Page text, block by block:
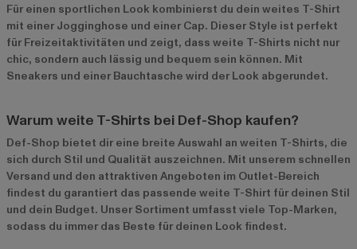
Für einen sportlichen Look kombinierst du dein weites T-Shirt
mit einer Jogginghose und einer Cap. Dieser Style ist perfekt
für Freizeitaktivitäten und zeigt, dass weite T-Shirts nicht nur
chic, sondern auch lässig und bequem sein können. Mit
Sneakers und einer Bauchtasche wird der Look abgerundet.
Warum weite T-Shirts bei Def-Shop kaufen?
Def-Shop bietet dir eine breite Auswahl an weiten T-Shirts, die
sich durch Stil und Qualität auszeichnen. Mit unserem schnellen
Versand und den attraktiven Angeboten im Outlet-Bereich
findest du garantiert das passende weite T-Shirt für deinen Stil
und dein Budget. Unser Sortiment umfasst viele Top-Marken,
sodass du immer das Beste für deinen Look findest.